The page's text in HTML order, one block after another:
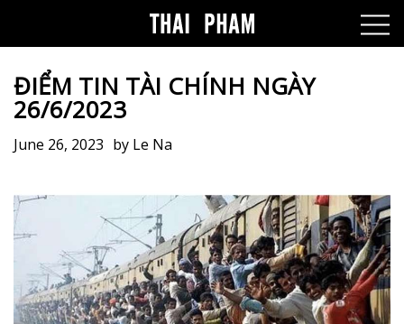
ĐIỂM TIN TÀI CHÍNH NGÀY
26/6/2023
June 26, 2023 by Le Na